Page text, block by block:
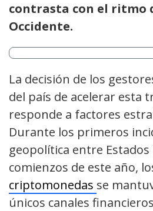
contrasta con el ritmo
Occidente.
La decisión de los
del país de acelerar esta
responde a factores
Durante los primeros
geopolítica entre
comienzos de este año,
criptomonedas se
únicos canales